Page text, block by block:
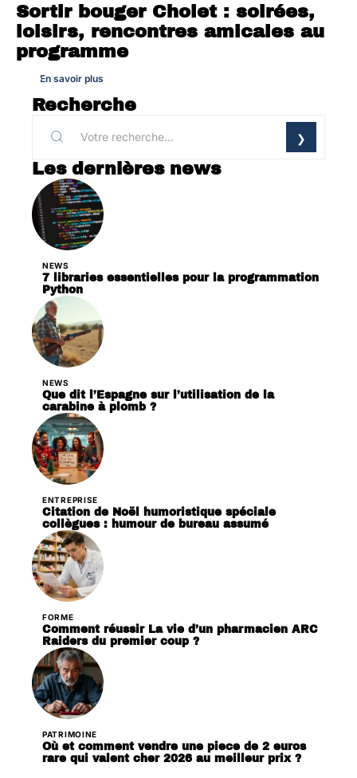
Sortir bouger Cholet : soirées,
loisirs, rencontres amicales au
programme
En savoir plus
Recherche
Les dernières news
NEWS
7 libraries essentielles pour la programmation
Python
NEWS
Que dit l’Espagne sur l’utilisation de la
carabine à plomb ?
ENTREPRISE
Citation de Noël humoristique spéciale
collègues : humour de bureau assumé
FORME
Comment réussir La vie d’un pharmacien ARC
Raiders du premier coup ?
PATRIMOINE
Où et comment vendre une piece de 2 euros
rare qui valent cher 2026 au meilleur prix ?